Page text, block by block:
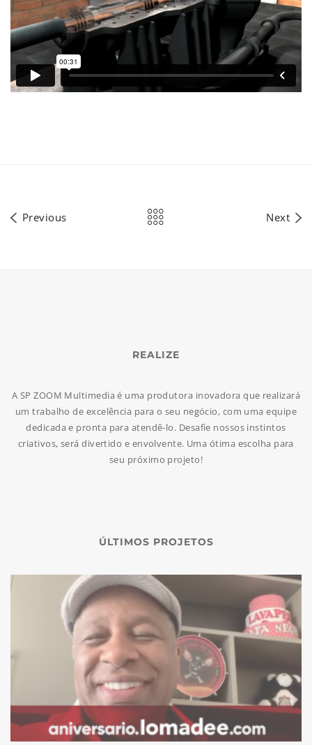
Previous Next
REALIZE
A SP ZOOM Multimedia é uma produtora inovadora que realizará
um trabalho de excelência para o seu negócio, com uma equipe
dedicada e pronta para atendê-lo. Desafie nossos instintos
criativos, será divertido e envolvente. Uma ótima escolha para
seu próximo projeto!
ÚLTIMOS PROJETOS